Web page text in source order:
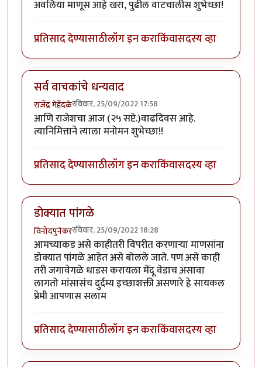
अवलिया माणूस आहे खरा, पुढील वाटचालीस शुभेच्छा!
प्रतिसाद देण्यासाठीलॉग इन कराकिंवासदस्य व्हा
सर्व वाचकांचे धन्यवाद
राजेंद्र मेहेंदळेरविवार, 25/09/2022 17:58
आणि राजेशचा आज (२५ सप्टे.)वाढदिवस आहे.
त्यानिमित्ताने त्याला मनोमन शुभेच्छा!!
प्रतिसाद देण्यासाठीलॉग इन कराकिंवासदस्य व्हा
डोक्यात पांगळे
विनोदपुनेकररविवार, 25/09/2022 18:28
आमच्याकड असे काहीतरी विपरीत करणाऱ्या माणसांना
डोक्यात पांगळे आहेत असे बोलले जाते. पण असे काही
तरी जगावेगळे धाडस करायला मेंदू वेडाच असावा
लागतो मांसासंच दुर्दम्य इच्छाशक्ती असणारे हे सायकल
प्रेमी आपणास सलाम
प्रतिसाद देण्यासाठीलॉग इन कराकिंवासदस्य व्हा